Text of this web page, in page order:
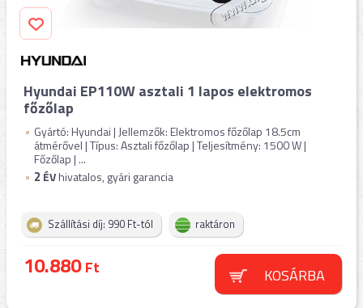
Hyundai EP110W asztali 1 lapos elektromos
főzőlap
Gyártó: Hyundai | Jellemzők: Elektromos főzőlap 18.5cm
átmérővel | Típus: Asztali főzőlap | Teljesítmény: 1500 W |
Főzőlap | ...
2 ÉVhivatalos, gyári garancia
Szállítási díj: 990 Ft-tól raktáron
10.880Ft KOSÁRBA